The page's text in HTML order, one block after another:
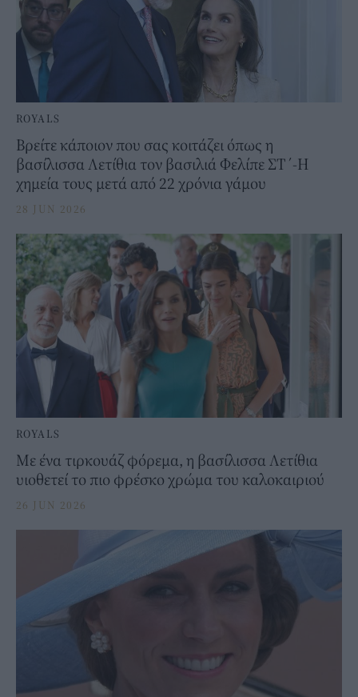
ROYALS
Βρείτε κάποιον που σας κοιτάζει όπως η
βασίλισσα Λετίθια τον βασιλιά Φελίπε ΣΤ΄-Η
χημεία τους μετά από 22 χρόνια γάμου
28 JUN 2026
ROYALS
Με ένα τιρκουάζ φόρεμα, η βασίλισσα Λετίθια
υιοθετεί το πιο φρέσκο χρώμα του καλοκαιριού
26 JUN 2026